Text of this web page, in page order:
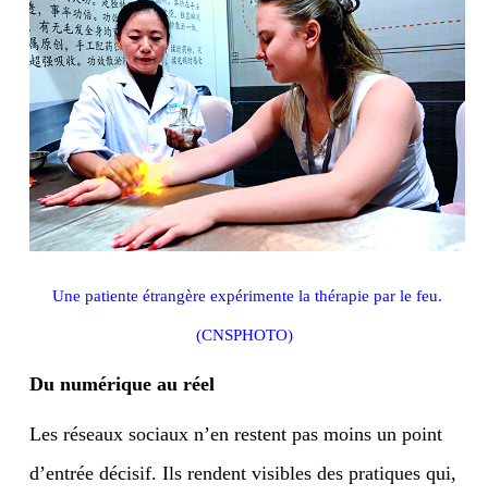
Une patiente étrangère expérimente la thérapie par le feu.
(CNSPHOTO)
Du numérique au réel
Les réseaux sociaux n’en restent pas moins un point
d’entrée décisif. Ils rendent visibles des pratiques qui,